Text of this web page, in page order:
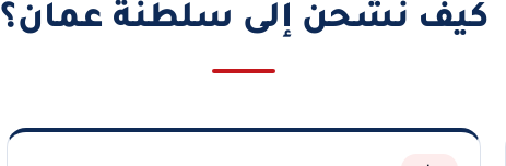
كيف نشحن إلى سلطنة عمان؟